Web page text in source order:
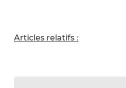
Articles relatifs :